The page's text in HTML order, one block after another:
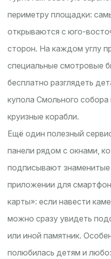
периметру площадки:
открываются с юго-
сторон. На каждом углу
специальные смотровые
бесплатно разглядеть
купола Смольного
круизные корабли.
Ещё один полезный
панели рядом с окнами,
подписывают знаменитые
приложении для
карты»: если навести
можно сразу увидеть
или иной памятник.
полюбилась детям и